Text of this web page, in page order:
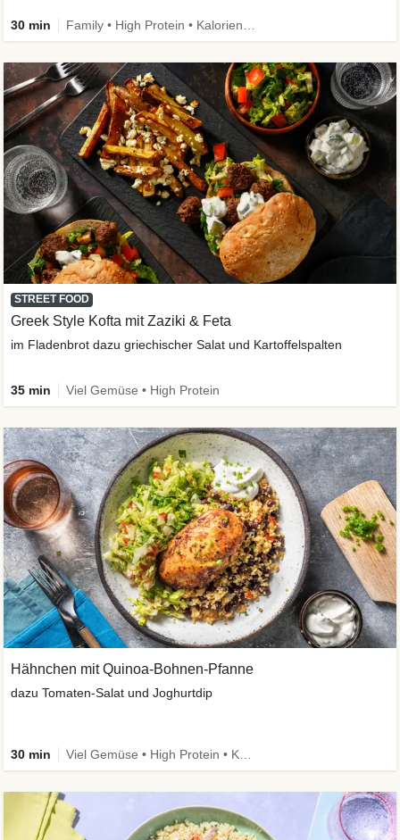
30 min
STREET FOOD
Greek Style Kofta mit Zaziki & Feta
im Fladenbrot dazu griechischer Salat und Kartoffelspalten
35 min Viel Gemüse • High Protein
Hähnchen mit Quinoa-Bohnen-Pfanne
dazu Tomaten-Salat und Joghurtdip
30 min